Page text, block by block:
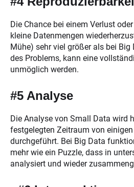
Die Chance bei einem Verlust
kleine Datenmengen
Mühe) sehr viel größer als bei
des Problems, kann eine
unmöglich werden.
#5 Analyse
Die Analyse von Small Data wird
festgelegten Zeitraum von
durchgeführt. Bei Big Data
mehr wie ein Puzzle, dass in
analysiert und wieder